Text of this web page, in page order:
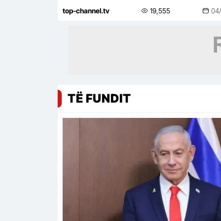
Parashqevinë nuk e kam takuar në
top-channel.tv 19,555
TË FUNDIT